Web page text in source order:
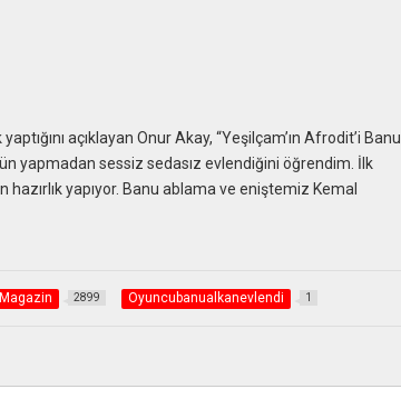
açıklayan Onur Akay, “Yeşilçam’ın Afrodit’i Banu
yapmadan sessiz sedasız evlendiğini öğrendim. İlk
yapıyor. Banu ablama ve eniştemiz Kemal
Magazin 2899 Oyuncubanualkanevlendi 1